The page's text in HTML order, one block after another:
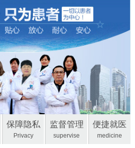
保障隐私
Privacy
监督管理
supervise
便捷就医
medicine